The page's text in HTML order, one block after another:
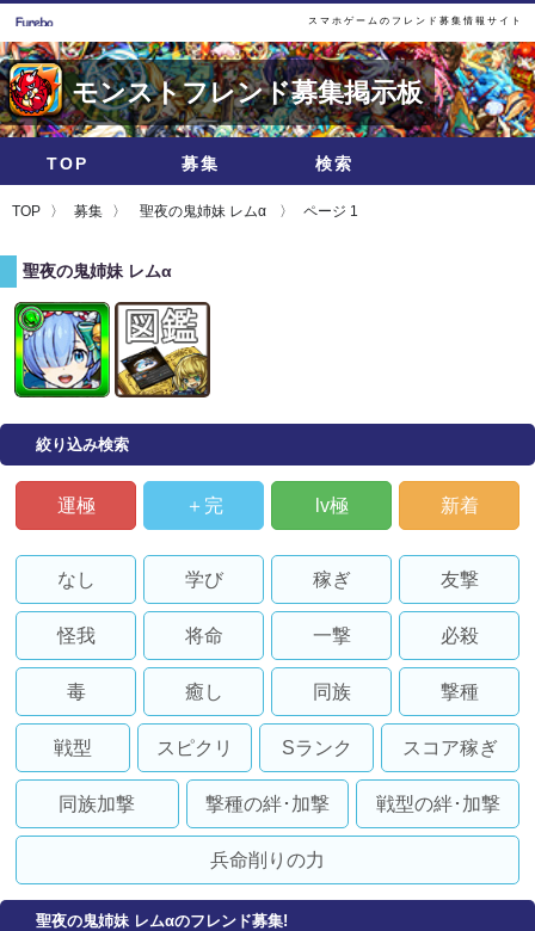
スマホゲームのフレンド募集情報サイト
モンストフレンド募集掲示板
TOP 募集 検索
TOP 募集 聖夜の鬼姉妹 レムα ページ 1
聖夜の鬼姉妹 レムα
絞り込み検索
運極 ＋完 lv極 新着
なし 学び 稼ぎ 友撃
怪我 将命 一撃 必殺
毒 癒し 同族 撃種
戦型 スピクリ Sランク スコア稼ぎ
同族加撃 撃種の絆･加撃 戦型の絆･加撃
兵命削りの力
聖夜の鬼姉妹 レムαのフレンド募集!